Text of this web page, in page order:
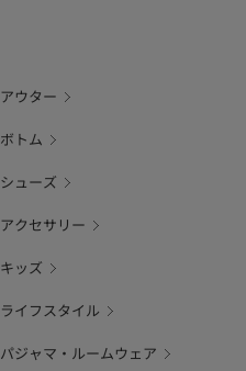
アウター
ボトム
シューズ
アクセサリー
キッズ
ライフスタイル
パジャマ・ルームウェア